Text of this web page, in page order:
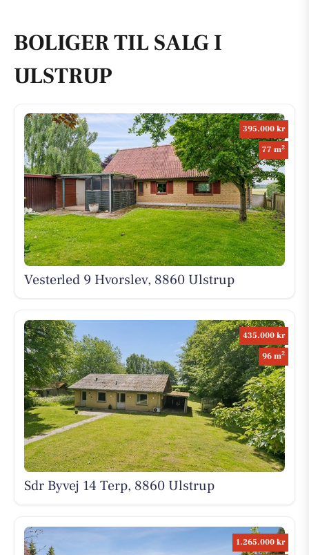
BOLIGER TIL SALG I
ULSTRUP
395.000 kr
77 m2
Vesterled 9 Hvorslev, 8860 Ulstrup
435.000 kr
96 m2
Sdr Byvej 14 Terp, 8860 Ulstrup
1.265.000 kr